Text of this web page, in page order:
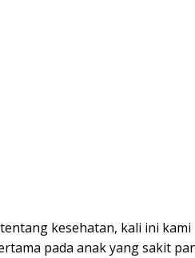
kesehatan, kali ini kami
pada anak yang sakit